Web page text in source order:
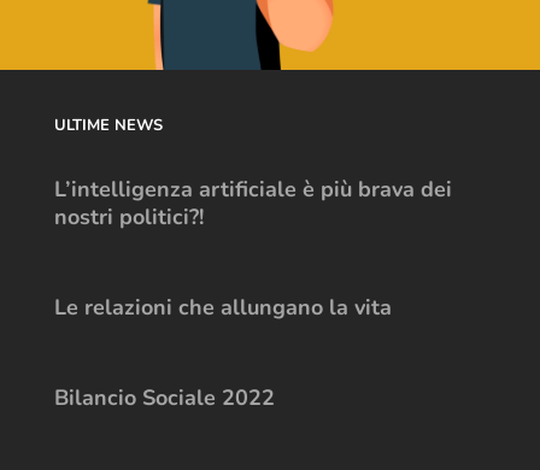
ULTIME NEWS
L’intelligenza artificiale è più brava dei
nostri politici?!
Le relazioni che allungano la vita
Bilancio Sociale 2022